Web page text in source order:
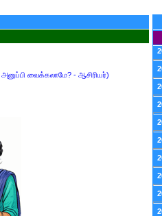
வைக்கலாமே? - ஆசிரியர்)